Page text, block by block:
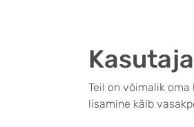
Teil on võimalik
lisamine käib